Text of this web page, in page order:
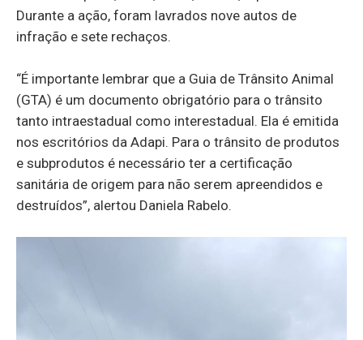
Durante a ação, foram lavrados nove autos de
infração e sete rechaços.
“É importante lembrar que a Guia de Trânsito Animal
(GTA) é um documento obrigatório para o trânsito
tanto intraestadual como interestadual. Ela é emitida
nos escritórios da Adapi. Para o trânsito de produtos
e subprodutos é necessário ter a certificação
sanitária de origem para não serem apreendidos e
destruídos”, alertou Daniela Rabelo.